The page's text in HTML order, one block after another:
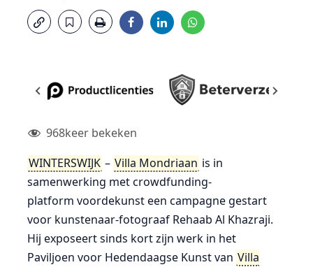
968keer bekeken
WINTERSWIJK – Villa Mondriaan is in
samenwerking met crowdfunding-
platform voordekunst een campagne gestart
voor kunstenaar-fotograaf Rehaab Al Khazraji.
Hij exposeert sinds kort zijn werk in het
Paviljoen voor Hedendaagse Kunst van Villa